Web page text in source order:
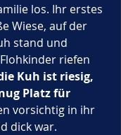
los. Ihr erstes
Wiese, auf der
stand und
riefen
Kuh ist riesig,
Platz für
vorsichtig in ihr
dick war.